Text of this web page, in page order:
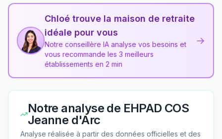
Chloé trouve la maison de retraite
idéale pour vous
Notre conseillère IA analyse vos besoins et
vous recommande les 3 meilleurs
établissements en 2 min
→
Notre analyse de EHPAD COS
Jeanne d'Arc
Analyse réalisée à partir des données officielles et des